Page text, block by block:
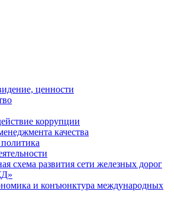
ценности
коррупции
качества
схема развития сети железных дорог
и конъюнктура международных